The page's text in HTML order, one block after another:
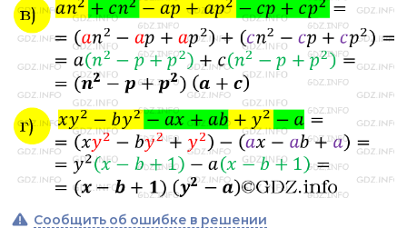
Сообщить об ошибке в решении